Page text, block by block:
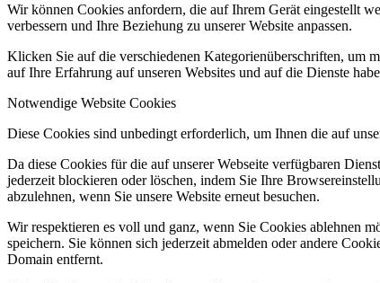
Wir können Cookies anfordern, die auf Ihrem Gerät eingestellt
verbessern und Ihre Beziehung zu unserer Website anpassen.
Klicken Sie auf die verschiedenen Kategorienüberschriften, um
auf Ihre Erfahrung auf unseren Websites und auf die Dienste
Notwendige Website Cookies
Diese Cookies sind unbedingt erforderlich, um Ihnen die auf
Da diese Cookies für die auf unserer Webseite verfügbaren
jederzeit blockieren oder löschen, indem Sie Ihre
abzulehnen, wenn Sie unsere Website erneut besuchen.
Wir respektieren es voll und ganz, wenn Sie Cookies ablehnen
speichern. Sie können sich jederzeit abmelden oder andere
Domain entfernt.